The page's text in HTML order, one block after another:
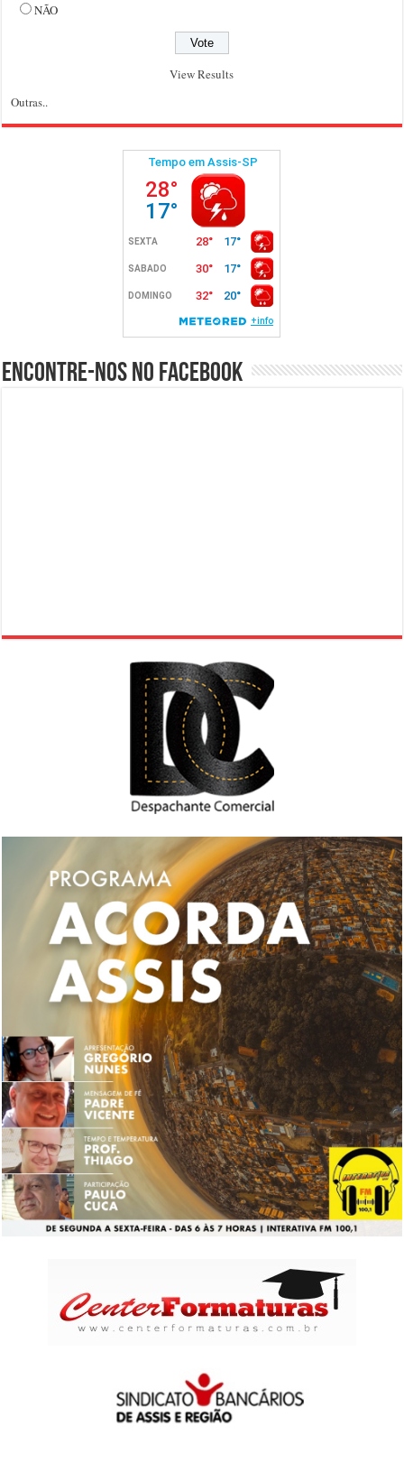
NÃO
View Results
Outras..
Encontre-nos no Facebook